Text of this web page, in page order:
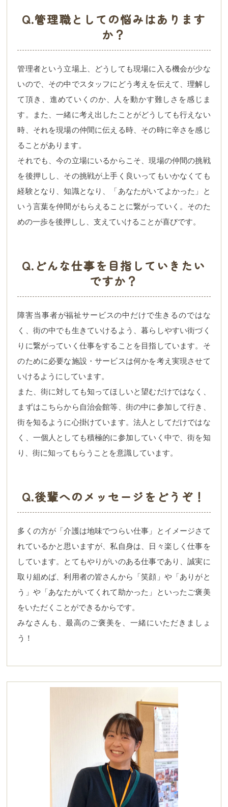
Q.管理職としての悩みはあります
か？
管理者という立場上、どうしても現場に入る機会が少な
いので、その中でスタッフにどう考えを伝えて、理解し
て頂き、進めていくのか、人を動かす難しさを感じま
す。また、一緒に考え出したことがどうしても行えない
時、それを現場の仲間に伝える時、その時に辛さを感じ
ることがあります。
それでも、今の立場にいるからこそ、現場の仲間の挑戦
を後押しし、その挑戦が上手く良いってもいかなくても
経験となり、知識となり、「あなたがいてよかった」と
いう言葉を仲間がもらえることに繋がっていく。そのた
めの一歩を後押しし、支えていけることが喜びです。
Q.どんな仕事を目指していきたい
ですか？
障害当事者が福祉サービスの中だけで生きるのではな
く、街の中でも生きていけるよう、暮らしやすい街づく
りに繋がっていく仕事をすることを目指しています。そ
のために必要な施設・サービスは何かを考え実現させて
いけるようにしています。
また、街に対しても知ってほしいと望むだけではなく、
まずはこちらから自治会館等、街の中に参加して行き、
街を知るように心掛けています。法人としてだけではな
く、一個人としても積極的に参加していく中で、街を知
り、街に知ってもらうことを意識しています。
Q.後輩へのメッセージをどうぞ！
多くの方が「介護は地味でつらい仕事」とイメージさて
れているかと思いますが、私自身は、日々楽しく仕事を
しています。とてもやりがいのある仕事であり、誠実に
取り組めば、利用者の皆さんから「笑顔」や「ありがと
う」や「あなたがいてくれて助かった」といったご褒美
をいただくことができるからです。
みなさんも、最高のご褒美を、一緒にいただきましょ
う！